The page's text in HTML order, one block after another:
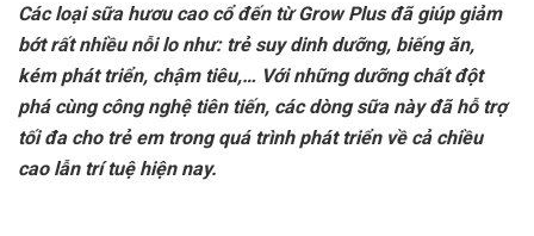
Các loại sữa hươu cao cổđến từ Grow Plus đã giúp giảm
bớt rất nhiều nỗi lo như: trẻ suy dinh dưỡng, biếng ăn,
kém phát triển, chậm tiêu,… Với những dưỡng chất đột
phá cùng công nghệ tiên tiến, các dòng sữa này đã hỗ trợ
tối đa cho trẻ em trong quá trình phát triển về cả chiều
cao lẫn trí tuệ hiện nay.